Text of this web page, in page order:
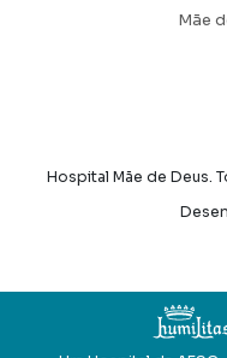
Mãe
Hospital Mãe de Deus.